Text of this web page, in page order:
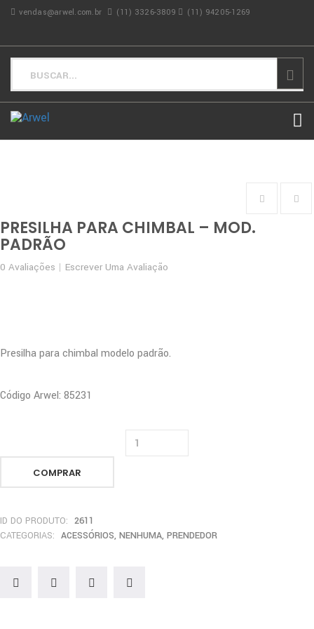
vendas@arwel.com.br (11) 3326-3809 (11) 94205-1269
PRESILHA PARA CHIMBAL – MOD.
PADRÃO
0 Avaliações Escrever Uma Avaliação
Presilha para chimbal modelo padrão.
Código Arwel: 85231
COMPRAR
ID DO PRODUTO: 2611
CATEGORIAS: ACESSÓRIOS, NENHUMA, PRENDEDOR